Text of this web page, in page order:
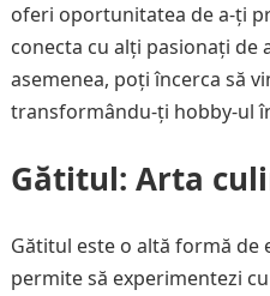
oferi oportunitatea de a-ți
conecta cu alți pasionați de
asemenea, poți încerca să
transformându-ți hobby-ul
Gătitul: Arta
Gătitul este o altă formă de
permite să experimentezi